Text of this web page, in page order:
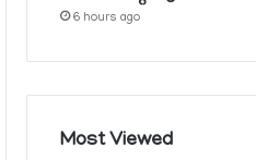
6 hours ago
Most Viewed